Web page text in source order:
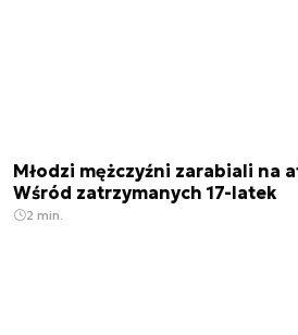
Młodzi mężczyźni zarabiali na
Wśród zatrzymanych 17-latek
2 min.